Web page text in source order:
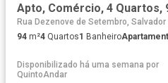
Apto, Comércio, 4 Quartos,
Rua Dezenove de Setembro, Salvador
94 m²4 Quartos1 Banheiro
Disponibilizado há uma semana por
QuintoAndar